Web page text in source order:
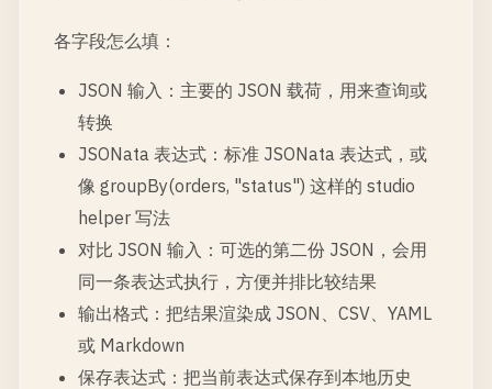
各字段怎么填：
JSON 输入：主要的 JSON 载荷，用来查询或
转换
JSONata 表达式：标准 JSONata 表达式，或
像 groupBy(orders, "status") 这样的 studio
helper 写法
对比 JSON 输入：可选的第二份 JSON，会用
同一条表达式执行，方便并排比较结果
输出格式：把结果渲染成 JSON、CSV、YAML
或 Markdown
保存表达式：把当前表达式保存到本地历史